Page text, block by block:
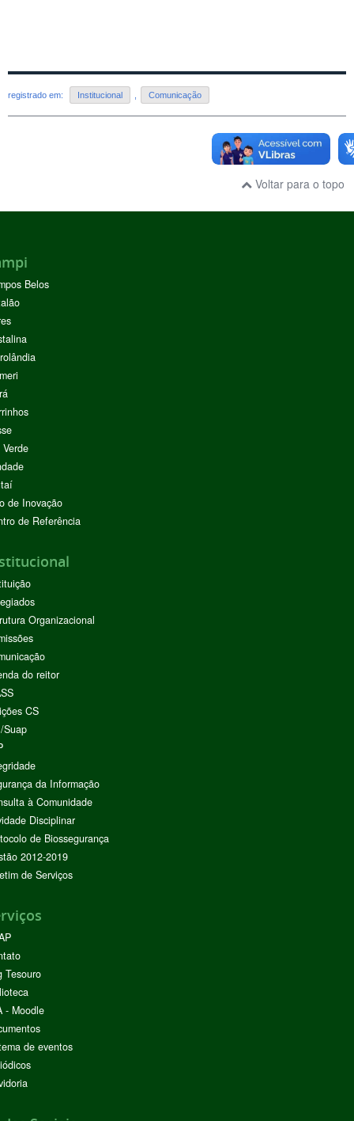
registrado em: Institucional Comunicação
Voltar para o topo
Belos
de Inovação
de Referência
Organizacional
do reitor
CS
Suap
da Informação
à Comunidade
Disciplinar
de Biossegurança
2012-2019
de Serviços
Tesouro
- Moodle
de eventos